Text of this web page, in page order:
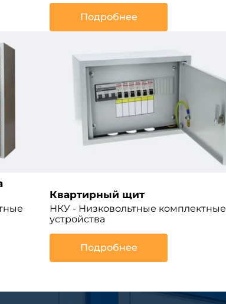
Подробнее
Квартирный щит
НКУ - Низковольтные комплектные
устройства
Подробнее